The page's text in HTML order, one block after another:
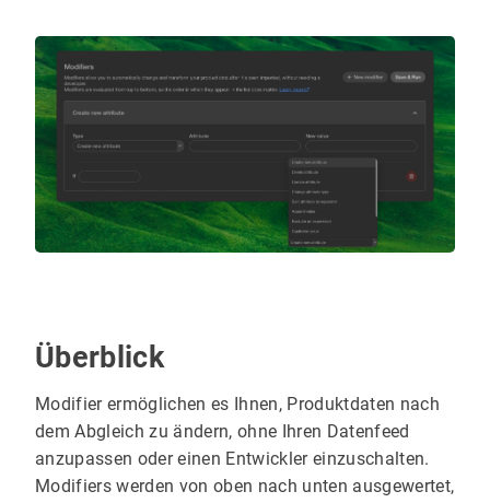
Überblick
Modifier ermöglichen es Ihnen, Produktdaten nach
dem Abgleich zu ändern, ohne Ihren Datenfeed
anzupassen oder einen Entwickler einzuschalten.
Modifiers werden von oben nach unten ausgewertet,